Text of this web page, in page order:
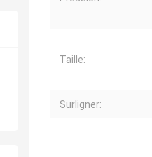
Taille:
Surligner: